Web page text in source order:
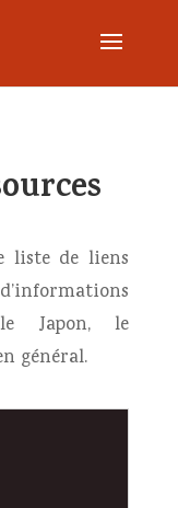
liste de liens
Japon, le
général.